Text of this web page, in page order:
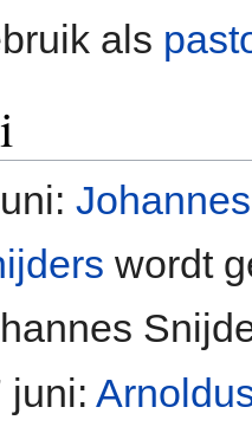
als
wordt
juni: